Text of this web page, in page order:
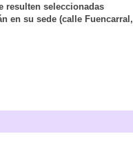
resulten seleccionadas
en su sede (calle Fuencarral,